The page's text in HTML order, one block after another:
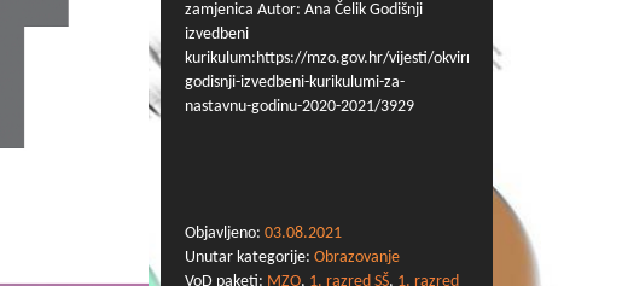
zamjenica Autor: Ana Čelik Godišnji
izvedbeni
kurikulum:https://mzo.gov.hr/vijesti/okvirni-
godisnji-izvedbeni-kurikulumi-za-
nastavnu-godinu-2020-2021/3929
Objavljeno: 03.08.2021
Unutar kategorije: Obrazovanje
VoD paketi: MZO, 1. razred SŠ, 1. razred